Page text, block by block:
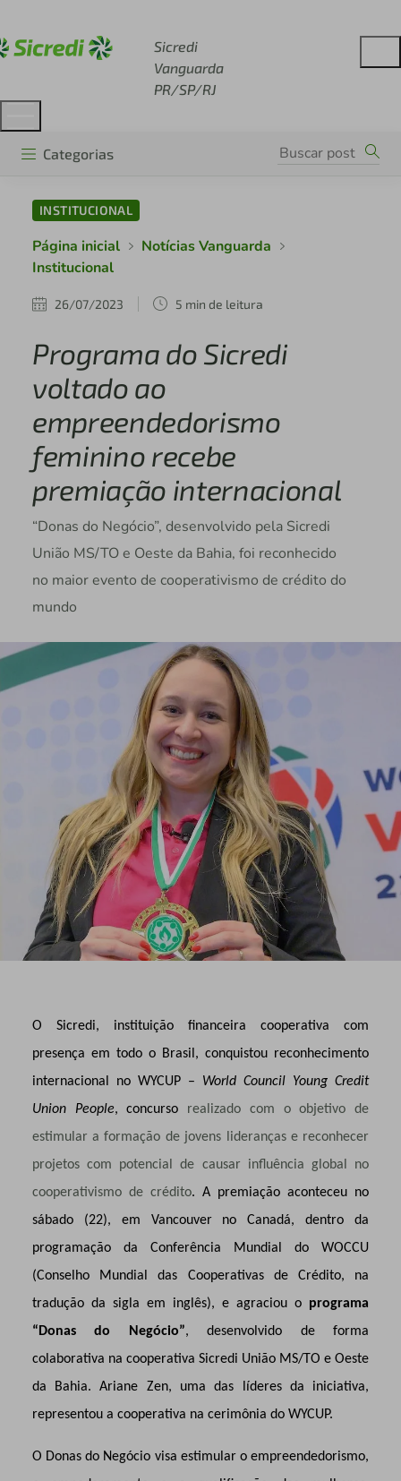
Sicredi
Vanguarda
PR/SP/RJ
Categorias
INSTITUCIONAL
Página inicial
Notícias Vanguarda
Institucional
26/07/2023 5 min de leitura
Programa do Sicredi
voltado ao
empreendedorismo
feminino recebe
premiação internacional
“Donas do Negócio”, desenvolvido pela Sicredi
União MS/TO e Oeste da Bahia, foi reconhecido
no maior evento de cooperativismo de crédito do
mundo
O Sicredi, instituição financeira cooperativa com
presença em todo o Brasil, conquistou reconhecimento
internacional no WYCUP – World Council Young Credit
Union People, concurso realizado com o objetivo de
estimular a formação de jovens lideranças e reconhecer
projetos com potencial de causar influência global no
cooperativismo de crédito. A premiação aconteceu no
sábado (22), em Vancouver no Canadá, dentro da
programação da Conferência Mundial do WOCCU
(Conselho Mundial das Cooperativas de Crédito, na
tradução da sigla em inglês), e agraciou o programa
“Donas do Negócio”, desenvolvido de forma
colaborativa na cooperativa Sicredi União MS/TO e Oeste
da Bahia. Ariane Zen, uma das líderes da iniciativa,
representou a cooperativa na cerimônia do WYCUP.
O Donas do Negócio visa estimular o empreendedorismo,